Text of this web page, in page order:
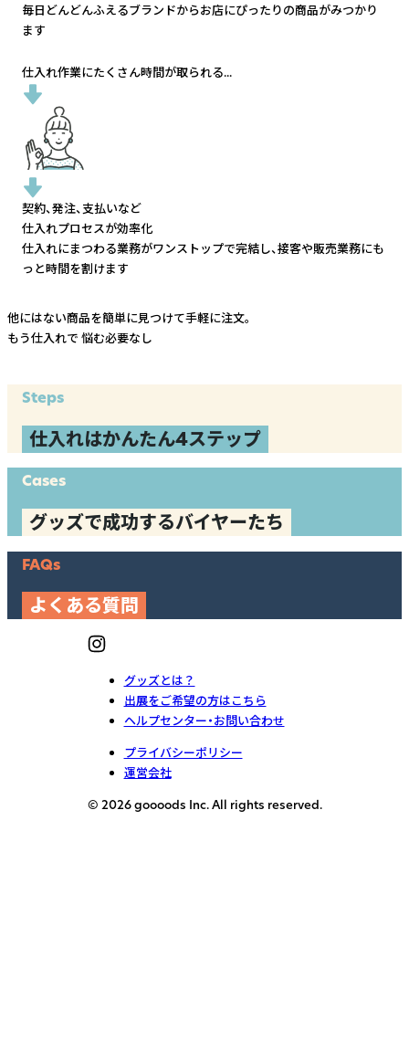
毎日どんどんふえるブランドからお店にぴったりの商品がみつかり
ます
仕入れ作業にたくさん時間が取られる...
契約、発注、支払いなど
仕入れプロセスが効率化
仕入れにまつわる業務がワンストップで完結し、接客や販売業務にも
っと時間を割けます
他にはない商品を簡単に見つけて手軽に注文。
もう仕入れで 悩む必要なし
Steps
仕入れはかんたん4ステップ
Cases
グッズで成功するバイヤーたち
FAQs
よくある質問
グッズとは？
出展をご希望の方はこちら
ヘルプセンター・お問い合わせ
プライバシーポリシー
運営会社
© 2026 goooods Inc. All rights reserved.